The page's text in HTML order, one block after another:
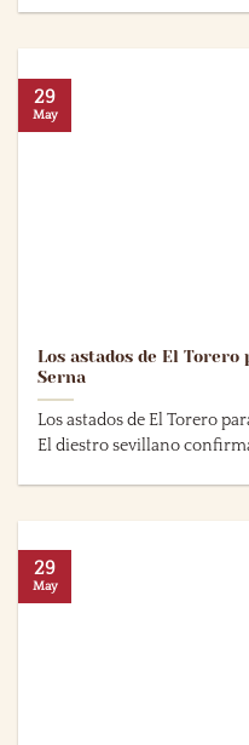
Los astados de El
Serna
Los astados de El Torero
El diestro sevillano
29
May
29
May